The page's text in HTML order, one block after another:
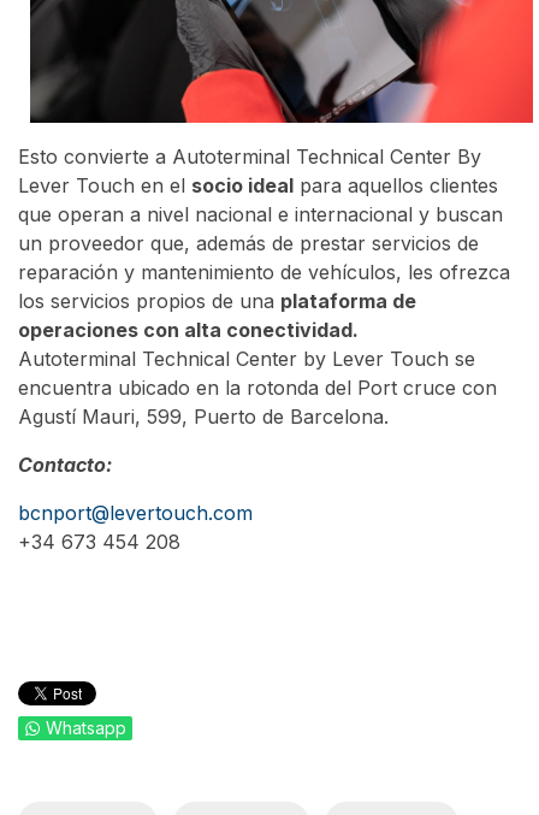
Esto convierte a Autoterminal Technical Center By
Lever Touch en el socio ideal para aquellos clientes
que operan a nivel nacional e internacional y buscan
un proveedor que, además de prestar servicios de
reparación y mantenimiento de vehículos, les ofrezca
los servicios propios de una plataforma de
operaciones con alta conectividad.
Autoterminal Technical Center by Lever Touch se
encuentra ubicado en la rotonda del Port cruce con
Agustí Mauri, 599, Puerto de Barcelona.
Contacto:
bcnport@levertouch.com
+34 673 454 208
Whatsapp